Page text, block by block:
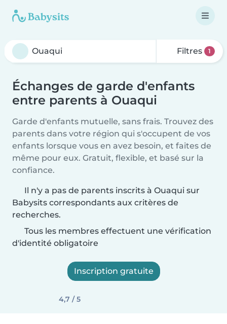
Filtres 1
Échanges de garde d'enfants
entre parents à Ouaqui
Garde d'enfants mutuelle, sans frais. Trouvez des
parents dans votre région qui s'occupent de vos
enfants lorsque vous en avez besoin, et faites de
même pour eux. Gratuit, flexible, et basé sur la
confiance.
Il n'y a pas de parents inscrits à Ouaqui sur
Babysits correspondants aux critères de
recherches.
Tous les membres effectuent une vérification
d'identité obligatoire
Inscription gratuite
4,7 / 5